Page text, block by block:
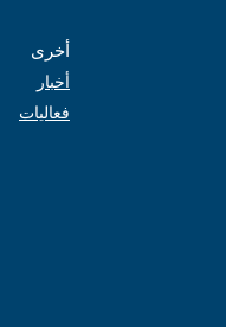
أخرى
أخبار
فعاليات